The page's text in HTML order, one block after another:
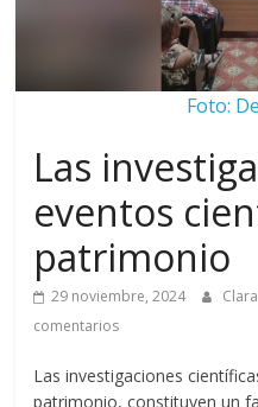
Foto:
Las
eventos
patrimonio
29 noviembre, 2024
comentarios
Las investigaciones
patrimonio, constituyen un